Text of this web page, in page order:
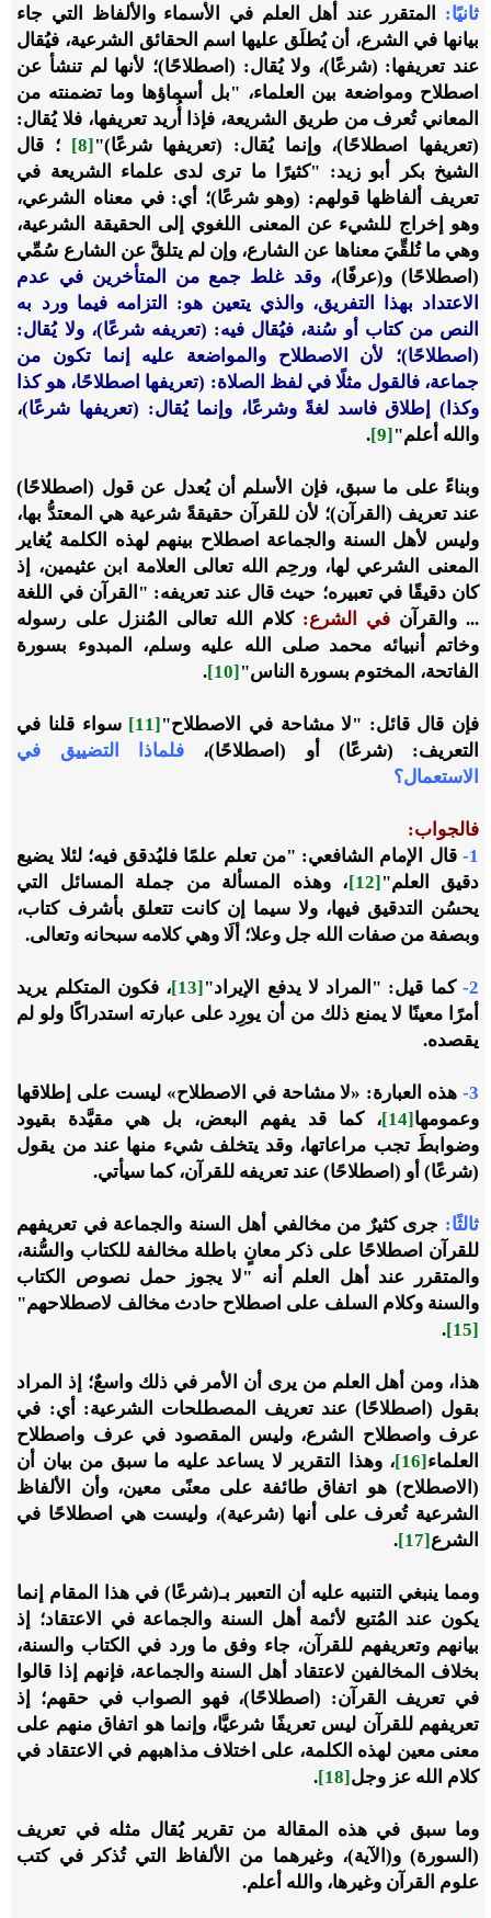
ثانيًا:
المتقرر عند أهل العلم في الأسماء والألفاظ التي جاء
بيانها في الشرع، أن يُطلَق عليها اسم الحقائق الشرعية، فيُقال
عند تعريفها: (شرعًا)، ولا يُقال: (اصطلاحًا)؛ لأنها لم تنشأ عن
اصطلاح ومواضعة بين العلماء، "بل أسماؤها وما تضمنته من
المعاني تُعرف من طريق الشريعة، فإذا أُريد تعريفها، فلا يُقال:
(تعريفها اصطلاحًا)، وإنما يُقال: (تعريفها شرعًا)"[8]
؛ قال
الشيخ بكر أبو زيد: "كثيرًا ما ترى لدى علماء الشريعة في
تعريف ألفاظها قولهم: (وهو شرعًا)؛ أي: في معناه الشرعي،
وهو إخراج للشيء عن المعنى اللغوي إلى الحقيقة الشرعية،
وهي ما تُلقِّيَ معناها عن الشارع، وإن لم ‌يتلقَّ ‌عن ‌الشارع سُمِّي
(‌اصطلاحًا) و(عرفًا)،وقد غلط جمع من المتأخرين في عدم
الاعتداد بهذا التفريق، والذي يتعين هو: التزامه فيما ورد به
النص من كتاب أو سُنة، فيُقال فيه: (تعريفه شرعًا)، ولا يُقال:
(‌اصطلاحًا)؛ لأن الاصطلاح والمواضعة عليه إنما تكون من
جماعة، فالقول مثلًا في لفظ الصلاة: (تعريفها ‌اصطلاحًا، هو كذا
وكذا) إطلاق فاسد لغةً وشرعًا، وإنما يُقال: (تعريفها شرعًا)،
والله أعلم"[9]
.
وبناءً على ما سبق، فإن الأسلم أن يُعدل عن قول (اصطلاحًا)
عند تعريف (القرآن)؛ لأن للقرآن حقيقةً شرعية هي المعتدُّ بها،
وليس لأهل السنة والجماعة اصطلاح بينهم لهذه الكلمة يُغاير
المعنى الشرعي لها، ورحِم الله تعالى العلامة ابن عثيمين، إذ
كان دقيقًا في تعبيره؛ حيث قال عند تعريفه: "القرآن في اللغة
... والقرآنفي الشرع:كلام الله تعالى المُنزل على رسوله
وخاتم أنبيائه محمد صلى الله عليه وسلم، المبدوء بسورة
الفاتحة، المختوم بسورة الناس"[10]
.
فإن قال قائل: "لا مشاحة في الاصطلاح"[11]
سواء قلنا في
التعريف: (شرعًا) أو (اصطلاحًا)، فلماذا التضييق في
الاستعمال؟
فالجواب:
1-
قال الإمام الشافعي: "من تعلم علمًا فليُدقق فيه؛ لئلا يضيع
دقيق العلم"[12]
، وهذه المسألة من جملة المسائل التي
يحسُن التدقيق فيها، ولا سيما إن كانت تتعلق بأشرف كتاب،
وبصفة من صفات الله جل وعلا؛ ألَا وهي كلامه سبحانه وتعالى.
2- كما قيل: "المراد لا يدفع الإيراد"[13]
، فكون المتكلم يريد
أمرًا معينًا لا يمنع ذلك من أن يورِد على عبارته استدراكًا ولو لم
يقصده.
3- هذه العبارة: «لا مشاحة في الاصطلاح» ليست على إطلاقها
وعمومها[14]
، كما قد يفهم البعض، بل هي مقيَّدة بقيود
وضوابطَ تجب مراعاتها، وقد يتخلف شيء منها عند من يقول
(شرعًا) أو (اصطلاحًا) عند تعريفه للقرآن، كما سيأتي.
ثالثًا: جرى كثيرٌ من مخالفي أهل السنة والجماعة في تعريفهم
للقرآن اصطلاحًا على ذكر معانٍ باطلة مخالفة للكتاب والسُّنة،
والمتقرر عند أهل العلم أنه "لا يجوز حمل نصوص الكتاب
والسنة وكلام السلف على اصطلاح حادث مخالف لاصطلاحهم"
[15]
.
هذا، ومن أهل العلم من يرى أن الأمر في ذلك واسعٌ؛ إذ المراد
بقول (اصطلاحًا) عند تعريف المصطلحات الشرعية: أي: في
عرف واصطلاح الشرع، وليس المقصود في عرف واصطلاح
العلماء[16]
، وهذا التقرير لا يساعد عليه ما سبق من بيان أن
(الاصطلاح) هو اتفاق طائفة على معنًى معين، وأن الألفاظ
الشرعية تُعرف على أنها (شرعية)، وليست هي اصطلاحًا في
الشرع[17]
.
ومما ينبغي التنبيه عليه أن التعبير بـ(شرعًا) في هذا المقام إنما
يكون عند المُتبع لأئمة أهل السنة والجماعة في الاعتقاد؛ إذ
بيانهم وتعريفهم للقرآن، جاء وفق ما ورد في الكتاب والسنة،
بخلاف المخالفين لاعتقاد أهل السنة والجماعة، فإنهم إذا قالوا
في تعريف القرآن: (اصطلاحًا)، فهو الصواب في حقهم؛ إذ
تعريفهم للقرآن ليس تعريفًا شرعيَّا، وإنما هو اتفاق منهم على
معنى معين لهذه الكلمة، على اختلاف مذاهبهم في الاعتقاد في
كلام الله عز وجل[18]
.
وما سبق في هذه المقالة من تقرير يُقال مثله في تعريف
(السورة) و(الآية)، وغيرهما من الألفاظ التي تُذكر في كتب
علوم القرآن وغيرها، والله أعلم.